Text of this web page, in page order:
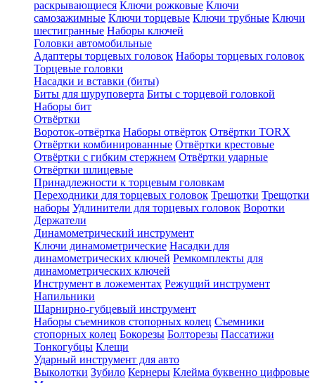
раскрывающиеся Ключи рожковые Ключи
самозажимные Ключи торцевые Ключи трубные Ключи
шестигранные Наборы ключей
Головки автомобильные
Адаптеры торцевых головок Наборы торцевых головок
Торцевые головки
Насадки и вставки (биты)
Биты для шуруповерта Биты с торцевой головкой
Наборы бит
Отвёртки
Вороток-отвёртка Наборы отвёрток Отвёртки TORX
Отвёртки комбинированные Отвёртки крестовые
Отвёртки с гибким стержнем Отвёртки ударные
Отвёртки шлицевые
Принадлежности к торцевым головкам
Переходники для торцевых головок Трещотки Трещотки
наборы Удлинители для торцевых головок Воротки
Держатели
Динамометрический инструмент
Ключи динамометрические Насадки для
динамометрических ключей Ремкомплекты для
динамометрических ключей
Инструмент в ложементах Режущий инструмент
Напильники
Шарнирно-губцевый инструмент
Наборы съемников стопорных колец Съемники
стопорных колец Бокорезы Болторезы Пассатижи
Тонкогубцы Клещи
Ударный инструмент для авто
Выколотки Зубило Кернеры Клейма буквенно цифровые